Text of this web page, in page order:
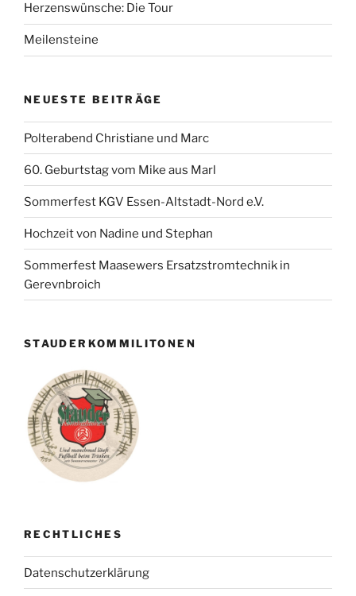
Herzenswünsche: Die Tour
Meilensteine
NEUESTE BEITRÄGE
Polterabend Christiane und Marc
60. Geburtstag vom Mike aus Marl
Sommerfest KGV Essen-Altstadt-Nord e.V.
Hochzeit von Nadine und Stephan
Sommerfest Maasewers Ersatzstromtechnik in
Gerevnbroich
STAUDERKOMMILITONEN
RECHTLICHES
Datenschutzerklärung